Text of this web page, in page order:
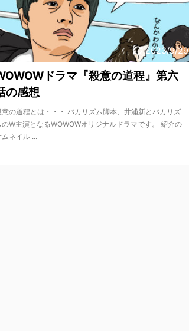
2023/9/29
ドラマ『殺意の道程』第六
の感想
意の道程とは・・・ バカリズム脚本、井浦新とバカリズ
のW主演となるWOWOWオリジナルドラマです。 紹介の
ムネイル ...